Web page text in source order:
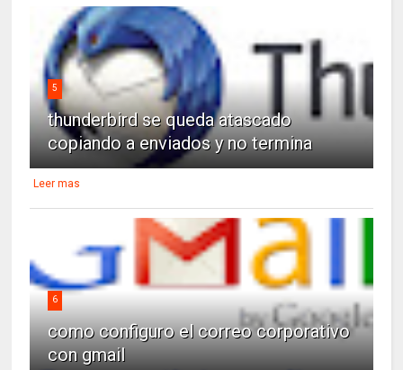
5
thunderbird se queda atascado
copiando a enviados y no termina
Leer mas
6
como configuro el correo corporativo
con gmail